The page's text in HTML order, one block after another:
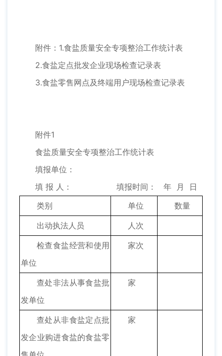
附件：1.食盐质量安全专项整治工作统计表
2.食盐定点批发企业现场检查记录表
3.食盐零售网点及终端用户现场检查记录表
附件1
食盐质量安全专项整治工作统计表
填报单位：
填 报 人： 填报时间： 年 月 日
类别
单位
数量
出动执法人员
人次
检查食盐经营和使用
单位
家次
查处非法从事食盐批
发单位
家
查处从非食盐定点批
发企业购进食盐的食盐零
家